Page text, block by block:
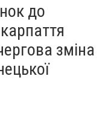
до
зміна